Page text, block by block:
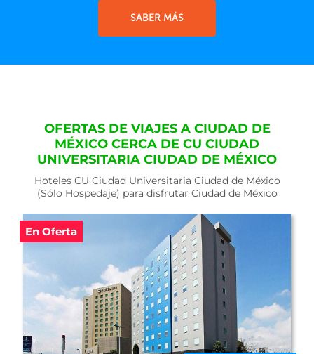
SABER MÁS
OFERTAS DE VIAJES A CIUDAD DE
MÉXICO CERCA DE CU CIUDAD
UNIVERSITARIA CIUDAD DE MÉXICO
Hoteles CU Ciudad Universitaria Ciudad de México
(Sólo Hospedaje) para disfrutar Ciudad de México
En Oferta